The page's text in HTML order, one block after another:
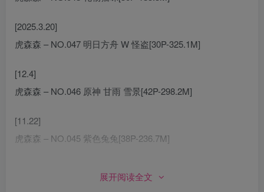
[2025.3.20]
虎森森 – NO.047 明日方舟 W 怪盗[30P-325.1M]
[12.4]
虎森森 – NO.046 原神 甘雨 雪景[42P-298.2M]
[11.22]
虎森森 – NO.045 紫色兔兔[38P-236.7M]
虎森森 – NO.044 侍女兔兔[41P-349.3M]
展开阅读全文